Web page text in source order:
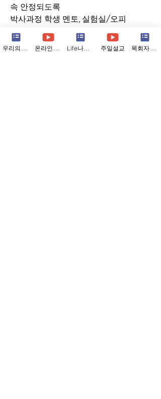
속 안정되도록
박사과정 학생 멘토, 실험실/오피
스 새 건물 이사 잘 진행되길
교회 섬김의 자리가 같이 나누어 지길
주일설교